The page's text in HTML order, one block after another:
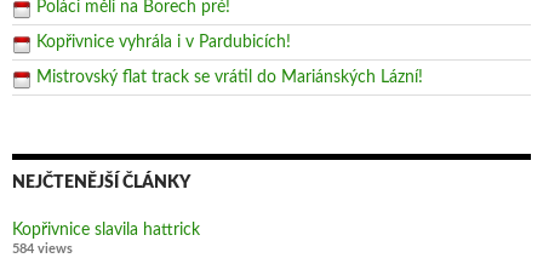
Poláci měli na Borech pré!
Kopřivnice vyhrála i v Pardubicích!
Mistrovský flat track se vrátil do Mariánských Lázní!
NEJČTENĚJŠÍ ČLÁNKY
Kopřivnice slavila hattrick
584 views